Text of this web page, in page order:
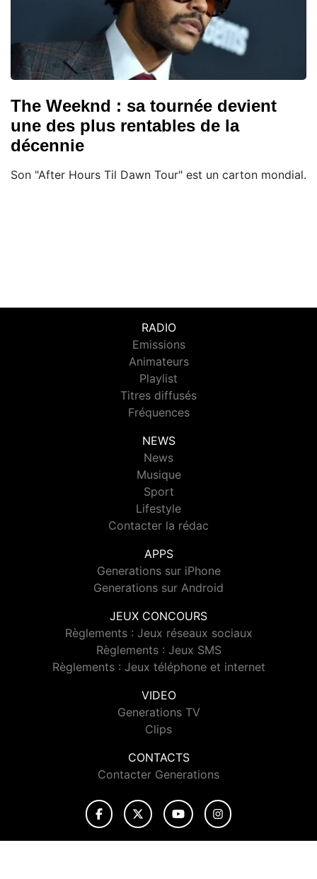
The Weeknd : sa tournée devient
une des plus rentables de la
décennie
Son "After Hours Til Dawn Tour" est un carton mondial.
RADIO
Emissions
Animateurs
Playlist
Titres diffusés
Fréquences
NEWS
News
Musique
Sport
Lifestyle
Contacter la rédac
APPS
Generations sur iPhone
Generations sur Android
JEUX CONCOURS
Règlements : Jeux réseaux sociaux
Règlements : Jeux SMS
Règlements : Jeux téléphone et internet
VIDEO
Generations TV
Clips
CONTACTS
Contacter Generations